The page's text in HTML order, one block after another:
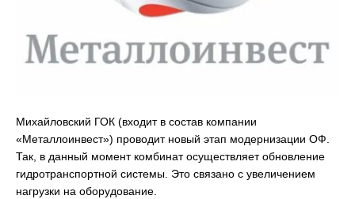
Михайловский ГОК (входит в состав компании
«Металлоинвест») проводит новый этап модернизации ОФ.
Так, в данный момент комбинат осуществляет обновление
гидротранспортной системы. Это связано с увеличением
нагрузки на оборудование.